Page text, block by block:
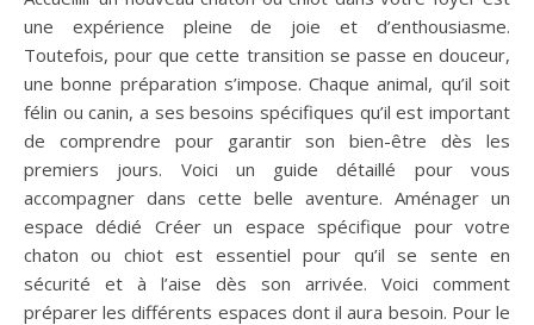
une expérience pleine de joie et d’enthousiasme.
Toutefois, pour que cette transition se passe en douceur,
une bonne préparation s’impose. Chaque animal, qu’il soit
félin ou canin, a ses besoins spécifiques qu’il est important
de comprendre pour garantir son bien-être dès les
premiers jours. Voici un guide détaillé pour vous
accompagner dans cette belle aventure. Aménager un
espace dédié Créer un espace spécifique pour votre
chaton ou chiot est essentiel pour qu’il se sente en
sécurité et à l’aise dès son arrivée. Voici comment
préparer les différents espaces dont il aura besoin. Pour le